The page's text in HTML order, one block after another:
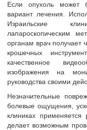
Если опухоль может
вариант лечения.
Израильские
лапароскопическим
органам врач
крошечных
качественное
изображения на
руководства своими
Незначительные
болевые ощущения,
клиниках применяется
делает возможным